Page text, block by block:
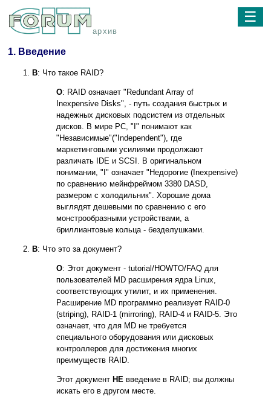
архив
☰
1. Введение
В: Что такое RAID?
О: RAID означает "Redundant Array of
Inexpensive Disks", - путь создания быстрых и
надежных дисковых подсистем из отдельных
дисков. В мире PC, "I" понимают как
"Независимые"("Independent"), где
маркетинговыми усилиями продолжают
различать IDE и SCSI. В оригинальном
понимании, "I" означает "Недорогие (Inexpensive)
по сравнению мейнфреймом 3380 DASD,
размером с холодильник". Хорошие дома
выглядят дешевыми по сравнению с его
монстрообразными устройствами, а
бриллиантовые кольца - безделушками.
В: Что это за документ?
О: Этот документ - tutorial/HOWTO/FAQ для
пользователей MD расширения ядра Linux,
соответствующих утилит, и их применения.
Расширение MD программно реализует RAID-0
(striping), RAID-1 (mirroring), RAID-4 и RAID-5. Это
означает, что для MD не требуется
специального оборудования или дисковых
контроллеров для достижения многих
преимуществ RAID.
Этот документ НЕ введение в RAID; вы должны
искать его в другом месте.